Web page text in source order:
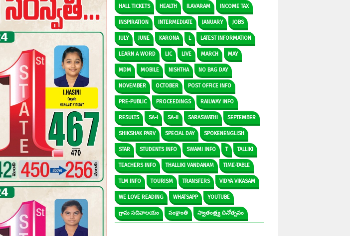
HALL TICKETS HEALTH ILAVARAM INCOME TAX
INSPIRATION INTERMEDIATE JANUARY JOBS
JULY JUNE KARONA L LATEST INFORMATION
LEARN A WORD LIC LIVE MARCH MAY
MDM MOBILE NISHTHA NO BAG DAY
NOVEMBER OCTOBER POST OFFICE INFO
PRE-PUBLIC PROCEEDINGS RAILWAY INFO
RESULTS SA-I SA-II SARASWATHI SEPTEMBER
SHIKSHAK PARV SPECIAL DAY SPOKENENGLISH
STAR STUDENTS INFO SWAMI INFO T TALLIKI
TEACHERS INFO THALLIKI VANDANAM TIME-TABLE
TLM INFO TOURISM TRANSFERS VIDYA VIKASAM
WE LOVE READING WHATSAPP YOUTUBE
గ్రామ సచివాలయం సంక్రాంతి స్వాతంత్ర్య దినోత్సవం